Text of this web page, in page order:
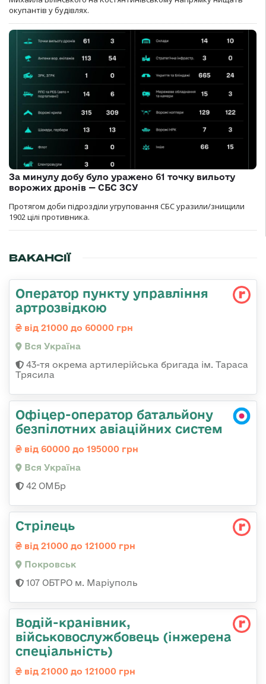
окупантів у будівлях.
За минулу добу було уражено 61 точку вильоту
ворожих дронів — СБС ЗСУ
Протягом доби підрозділи угруповання СБС уразили/знищили
1902 цілі противника.
ВАКАНСІЇ
Оператор пункту управління
артрозвідкою
від 21000 до 60000 грн
Вся Україна
43-тя окрема артилерійська бригада ім. Тараса
Трясила
Офіцер-оператор батальйону
безпілотних авіаційних систем
від 60000 до 195000 грн
Вся Україна
42 ОМБр
Стрілець
від 21000 до 121000 грн
Покровськ
107 ОБТРО м. Маріуполь
Водій-кранівник,
військовослужбовець (інжерена
спеціальність)
від 21000 до 121000 грн